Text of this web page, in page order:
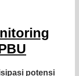
potensi